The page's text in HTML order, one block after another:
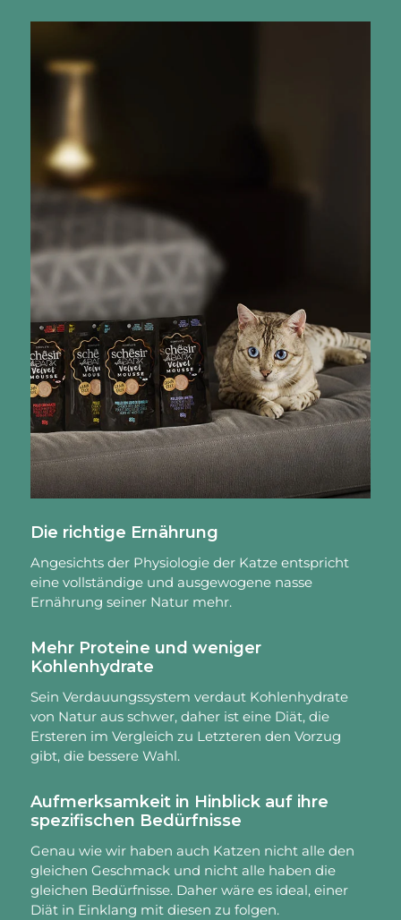
Die richtige Ernährung
Angesichts der Physiologie der Katze entspricht
eine vollständige und ausgewogene nasse
Ernährung seiner Natur mehr.
Mehr Proteine und weniger
Kohlenhydrate
Sein Verdauungssystem verdaut Kohlenhydrate
von Natur aus schwer, daher ist eine Diät, die
Ersteren im Vergleich zu Letzteren den Vorzug
gibt, die bessere Wahl.
Aufmerksamkeit in Hinblick auf ihre
spezifischen Bedürfnisse
Genau wie wir haben auch Katzen nicht alle den
gleichen Geschmack und nicht alle haben die
gleichen Bedürfnisse. Daher wäre es ideal, einer
Diät in Einklang mit diesen zu folgen.